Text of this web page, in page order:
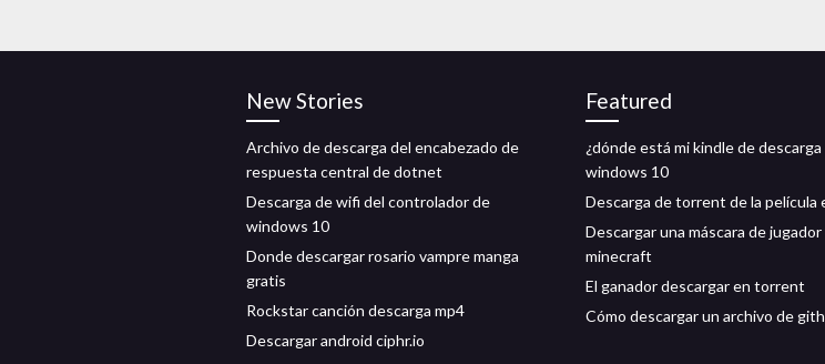
New Stories
Archivo de descarga del encabezado de
respuesta central de dotnet
Descarga de wifi del controlador de
windows 10
Donde descargar rosario vampre manga
gratis
Rockstar canción descarga mp4
Descargar android ciphr.io
Featured
¿dónde está mi kindle de descarga
windows 10
Descarga de torrent de la película
Descargar una máscara de jugador
minecraft
El ganador descargar en torrent
Cómo descargar un archivo de